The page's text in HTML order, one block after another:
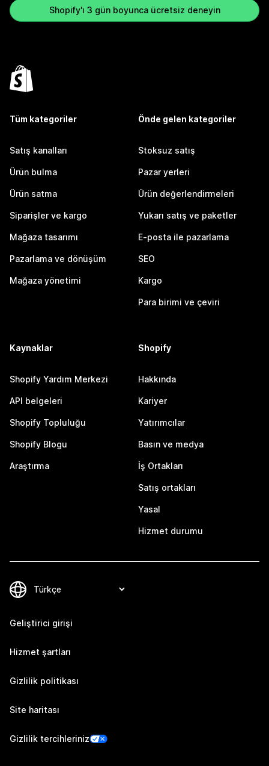
Shopify'ı 3 gün boyunca ücretsiz deneyin
Tüm kategoriler
Satış kanalları
Ürün bulma
Ürün satma
Siparişler ve kargo
Mağaza tasarımı
Pazarlama ve dönüşüm
Mağaza yönetimi
Önde gelen kategoriler
Stoksuz satış
Pazar yerleri
Ürün değerlendirmeleri
Yukarı satış ve paketler
E-posta ile pazarlama
SEO
Kargo
Para birimi ve çeviri
Kaynaklar
Shopify Yardım Merkezi
API belgeleri
Shopify Topluluğu
Shopify Blogu
Araştırma
Shopify
Hakkında
Kariyer
Yatırımcılar
Basın ve medya
İş Ortakları
Satış ortakları
Yasal
Hizmet durumu
Geliştirici girişi
Hizmet şartları
Gizlilik politikası
Site haritası
Gizlilik tercihleriniz